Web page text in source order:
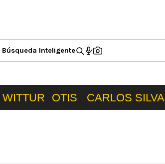
Búsqueda Inteligente
WITTUR OTIS CARLOS SILVA